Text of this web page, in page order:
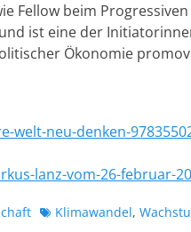
Fellow beim
ist eine der
Ökonomie
neu-denken-
lanz-vom-26-februar-
Schlagworte
Klimawandel,